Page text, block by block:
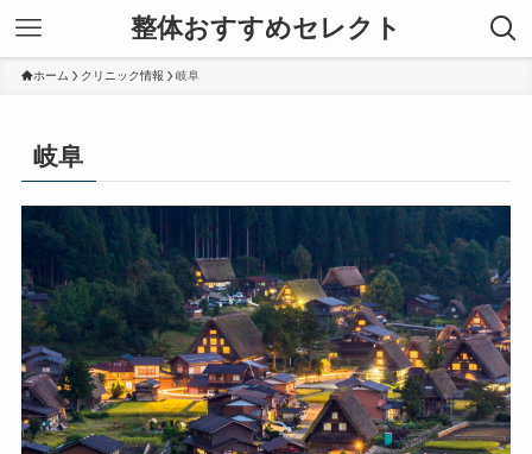
整体おすすめセレクト
ホーム クリニック情報 岐阜
岐阜